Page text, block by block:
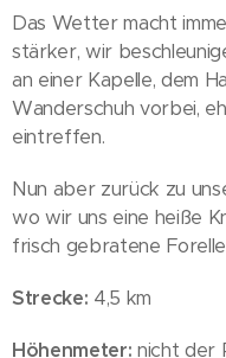
Das Wetter macht
stärker, wir
an einer Kapelle, dem
Wanderschuh vorbei,
eintreffen.
Nun aber zurück zu
wo wir uns eine heiße
frisch gebratene
Strecke: 4,5 km
Höhenmeter: nicht der